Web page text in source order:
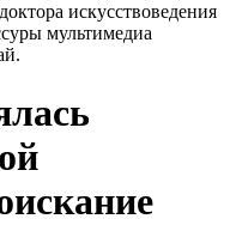
искусствоведения
мультимедиа